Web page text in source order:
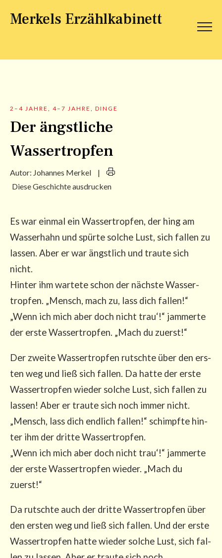
Merkels Erzählkabinett
2–4 JAHRE , 4–7 JAHRE , DINGE
Der ängstliche
Wassertropfen
Autor: Johannes Merkel
|
Diese Geschichte ausdrucken
Es war ein­mal ein Was­ser­trop­fen, der hing am
Was­ser­hahn und spür­te sol­che Lust, sich fal­len zu
las­sen. Aber er war ängst­lich und trau­te sich
nicht.
Hin­ter ihm war­te­te schon der nächs­te Was­ser­
trop­fen. „Mensch, mach zu, lass dich fal­len!“
„Wenn ich mich aber doch nicht trau‘!“ jam­mer­te
der ers­te Was­ser­trop­fen. „Mach du zuerst!“
Der zwei­te Was­ser­trop­fen rutsch­te über den ers­
ten weg und ließ sich fal­len. Da hat­te der ers­te
Was­ser­trop­fen wie­der sol­che Lust, sich fal­len zu
las­sen! Aber er trau­te sich noch immer nicht.
„Mensch, lass dich end­lich fal­len!“ schimpf­te hin­
ter ihm der drit­te Was­ser­trop­fen.
„Wenn ich mich aber doch nicht trau‘!“ jam­mer­te
der ers­te Was­ser­trop­fen wie­der. „Mach du
zuerst!“
Da rutsch­te auch der drit­te Was­ser­trop­fen über
den ers­ten weg und ließ sich fal­len. Und der ers­te
Was­ser­trop­fen hat­te wie­der sol­che Lust, sich fal­